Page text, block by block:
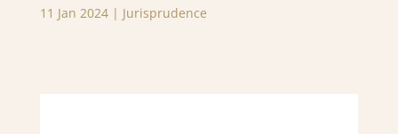
11 Jan 2024| Jurisprudence